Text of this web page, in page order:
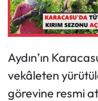
Aydın’ın
vekâleten
görevine resmi